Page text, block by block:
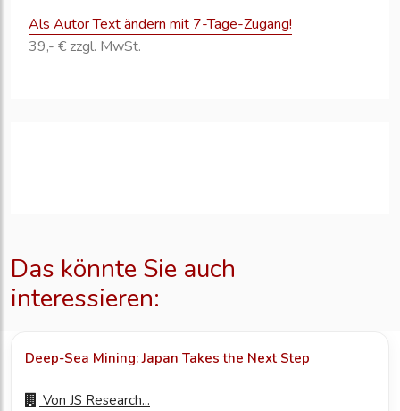
Als Autor Text ändern mit 7-Tage-Zugang!
39,- € zzgl. MwSt.
Das könnte Sie auch
interessieren:
Deep-Sea Mining: Japan Takes the Next Step
Von JS Research...